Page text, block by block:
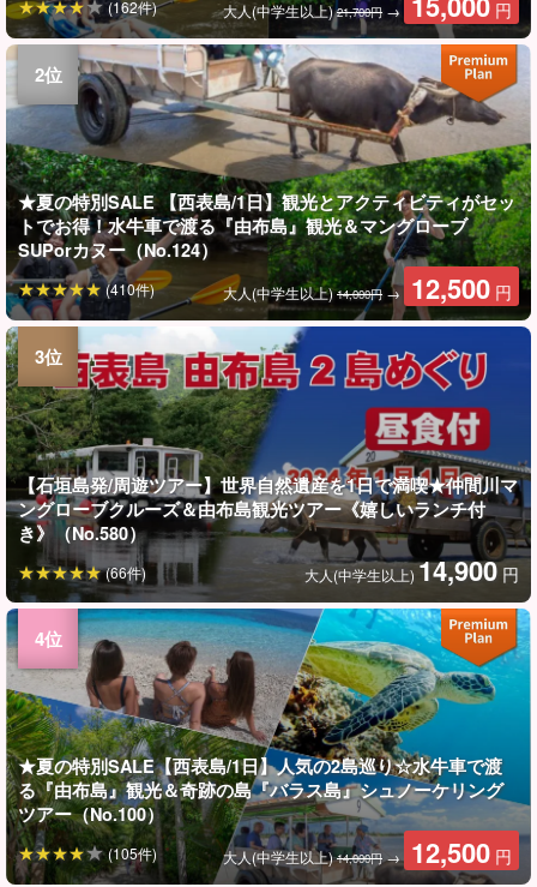
大人(中学生以上)21,700円 → 円
(162件)
★夏の特別SALE 【西表島/1日】観光とアクティビティがセッ
トでお得！水牛車で渡る『由布島』観光＆マングローブ
SUPorカヌー（No.124）
大人(中学生以上)14,000円 → 12,500 円
(410件)
【石垣島発/周遊ツアー】世界自然遺産を1日で満喫★仲間川マ
ングローブクルーズ＆由布島観光ツアー《嬉しいランチ付
き》（No.580）
大人(中学生以上) 14,900 円
(66件)
★夏の特別SALE【西表島/1日】人気の2島巡り☆水牛車で渡
る『由布島』観光＆奇跡の島『バラス島』シュノーケリング
ツアー（No.100）
大人(中学生以上)14,000円→ 12,500 円
(105件)